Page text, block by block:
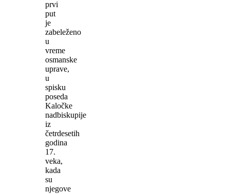
prvi
put
je
zabeleženo
u
vreme
osmanske
uprave,
u
spisku
poseda
Kaločke
nadbiskupije
iz
četrdesetih
godina
17.
veka,
kada
su
njegove